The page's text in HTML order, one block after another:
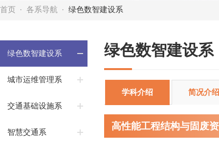
首页 各系导航 绿色数智建设系
绿色数智建设系
城市运维管理系
交通基础设施系
智慧交通系
绿色数智建设系
学科介绍 简况介绍
高性能工程结构与固废